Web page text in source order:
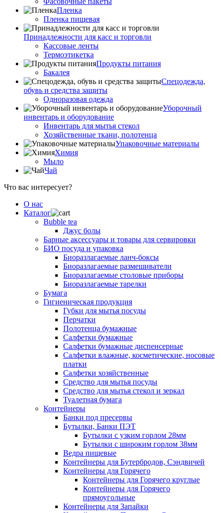
Пленка
Пленка пищевая
Принадлежности для касс и торговли
Кассовые ленты
Термоэтикетка
Продукты питания
Бакалея
Спецодежда,
обувь и средства защиты
Одноразовая одежда
Уборочный
инвентарь и оборудование
Инвентарь для мытья стекол
Хозяйственные ткани, полотенца
Упаковочные материалы
Химия
Мыло
Чай
Что вас интересует?
О нас
Каталог
Bubble tea
Джус болы
Барные аксессуары и товары для сервировки
БИО посуда и упаковка
Биоразлагаемые ланч-боксы
Биоразлагаемые размешиватели
Биоразлагаемые столовые приборы
Биоразлагаемые тарелки
Бумага
Гигиеническая продукция
Губки для мытья посуды
Перчатки
Полотенца бумажные
Салфетки бумажные
Салфетки бумажные диспенсерные
Салфетки влажные, косметические, носовые
платки
Салфетки хозяйственные
Средство для мытья посуды
Средство для мытья стекол и зеркал
Туалетная бумага
Контейнеры
Банки под пресервы
Бутылки, Банки ПЭТ
Бутылки с узким горлом 28мм
Бутылки с широким горлом 38мм
Ведра пищевые
Контейнеры для Бутербродов, Сэндвичей
Контейнеры для Горячего
Контейнеры для Горячего круглые
Контейнеры для Горячего
прямоугольные
Контейнеры для Запайки